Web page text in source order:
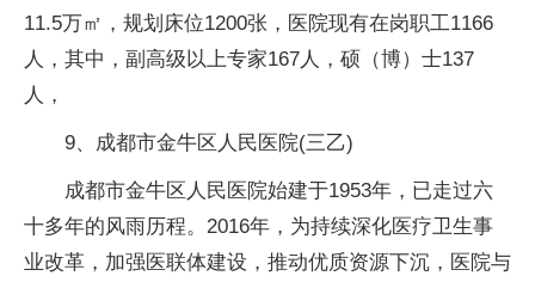
11.5万㎡，规划床位1200张，医院现有在岗职工1166
人，其中，副高级以上专家167人，硕（博）士137
人，
9、成都市金牛区人民医院(三乙)
成都市金牛区人民医院始建于1953年，已走过六
十多年的风雨历程。2016年，为持续深化医疗卫生事
业改革，加强医联体建设，推动优质资源下沉，医院与